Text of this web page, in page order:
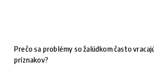
Prečo sa problémy so žalúdkom často
príznakov?